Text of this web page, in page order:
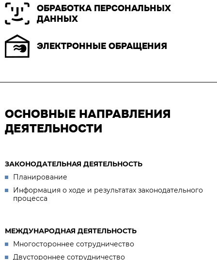
ОБРАБОТКА ПЕРСОНАЛЬНЫХ
ДАННЫХ
ЭЛЕКТРОННЫЕ ОБРАЩЕНИЯ
ОСНОВНЫЕ НАПРАВЛЕНИЯ
ДЕЯТЕЛЬНОСТИ
ЗАКОНОДАТЕЛЬНАЯ ДЕЯТЕЛЬНОСТЬ
Планирование
Информация о ходе и результатах законодательного
процесса
МЕЖДУНАРОДНАЯ ДЕЯТЕЛЬНОСТЬ
Многостороннее сотрудничество
Двустороннее сотрудничество